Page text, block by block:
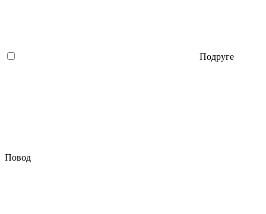
Подруге
Повод